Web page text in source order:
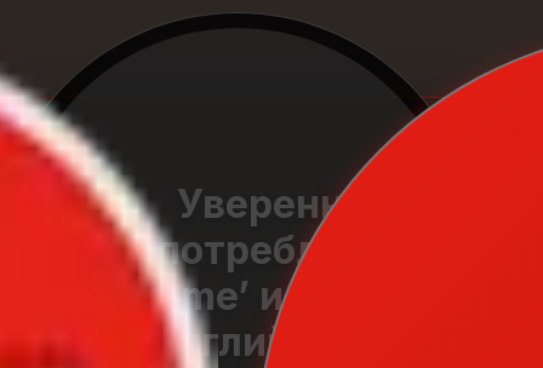
Уверенно
употребляйте
‘some’ и ‘any’ в
английском